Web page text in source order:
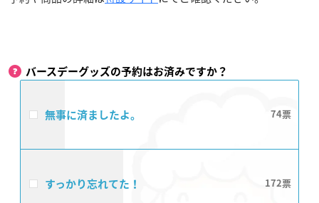
バースデーグッズの予約はお済みですか？
無事に済ましたよ。 74
すっかり忘れてた！ 172